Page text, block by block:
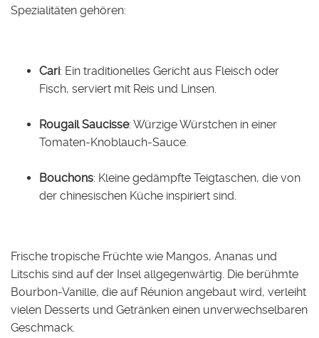
Spezialitäten gehören:
Cari: Ein traditionelles Gericht aus Fleisch oder
Fisch, serviert mit Reis und Linsen.
Rougail Saucisse: Würzige Würstchen in einer
Tomaten-Knoblauch-Sauce.
Bouchons: Kleine gedämpfte Teigtaschen, die von
der chinesischen Küche inspiriert sind.
Frische tropische Früchte wie Mangos, Ananas und
Litschis sind auf der Insel allgegenwärtig. Die berühmte
Bourbon-Vanille, die auf Réunion angebaut wird, verleiht
vielen Desserts und Getränken einen unverwechselbaren
Geschmack.